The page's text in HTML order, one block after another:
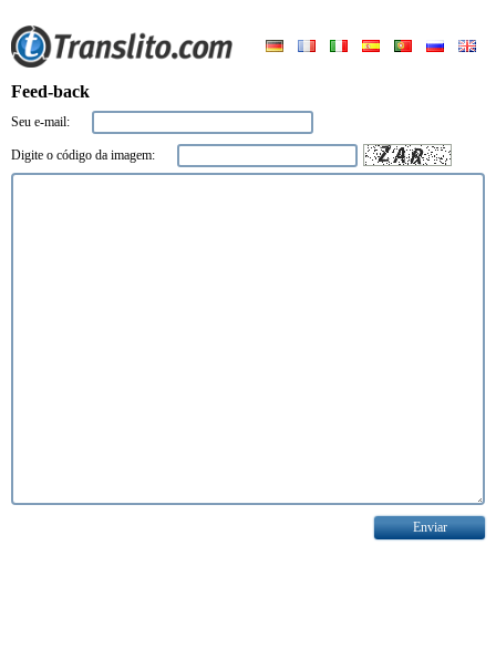
Feed-back
Seu e-mail:
Digite o código da imagem: